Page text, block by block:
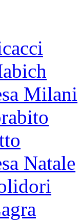
Milani
Natale